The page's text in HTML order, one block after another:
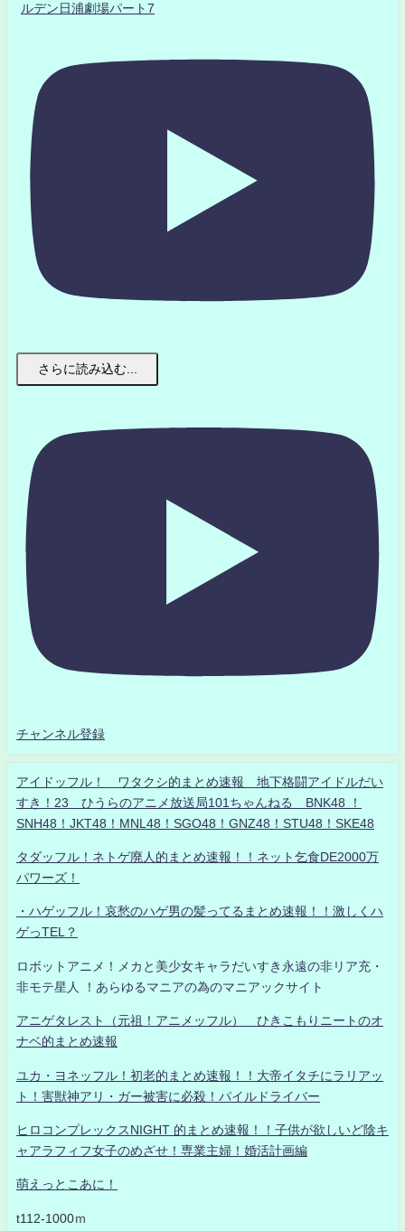
ルデン日浦劇場パート7
さらに読み込む...
チャンネル登録
アイドッフル！ ワタクシ的まとめ速報 地下格闘アイドルだい
すき！23 ひうらのアニメ放送局101ちゃんねる BNK48 ！
SNH48！JKT48！MNL48！SGO48！GNZ48！STU48！SKE48
タダッフル！ネトゲ廃人的まとめ速報！！ネット乞食DE2000万
パワーズ！
・ハゲッフル！哀愁のハゲ男の髪ってるまとめ速報！！激しくハ
ゲっTEL？
ロボットアニメ！メカと美少女キャラだいすき永遠の非リア充・
非モテ星人 ！あらゆるマニアの為のマニアックサイト
アニゲタレスト（元祖！アニメッフル） ひきこもりニートのオ
ナベ的まとめ速報
ユカ・ヨネッフル！初老的まとめ速報！！大帝イタチにラリアッ
ト！害獣神アリ・ガー被害に必殺！パイルドライバー
ヒロコンプレックスNIGHT 的まとめ速報！！子供が欲しいど陰キ
ャアラフィフ女子のめざせ！専業主婦！婚活計画編
萌えっとこあに！
t112-1000ｍ